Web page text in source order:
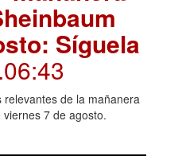
Síguela
.06:43
de la mañanera
7 de agosto.